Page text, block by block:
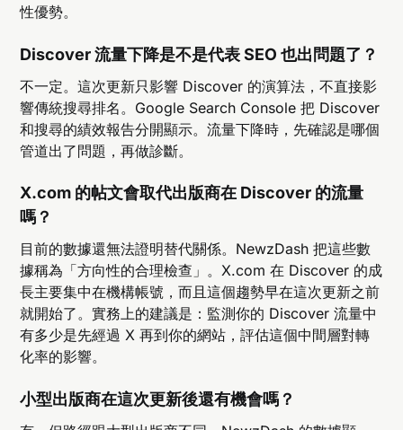
性優勢。
Discover 流量下降是不是代表 SEO 也出問題了？
不一定。這次更新只影響 Discover 的演算法，不直接影
響傳統搜尋排名。Google Search Console 把 Discover
和搜尋的績效報告分開顯示。流量下降時，先確認是哪個
管道出了問題，再做診斷。
X.com 的帖文會取代出版商在 Discover 的流量
嗎？
目前的數據還無法證明替代關係。NewzDash 把這些數
據稱為「方向性的合理檢查」。X.com 在 Discover 的成
長主要集中在機構帳號，而且這個趨勢早在這次更新之前
就開始了。實務上的建議是：監測你的 Discover 流量中
有多少是先經過 X 再到你的網站，評估這個中間層對轉
化率的影響。
小型出版商在這次更新後還有機會嗎？